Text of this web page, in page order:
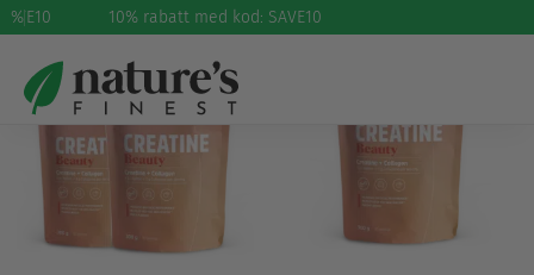
% 10% rabatt med kod: SAVE10
30%